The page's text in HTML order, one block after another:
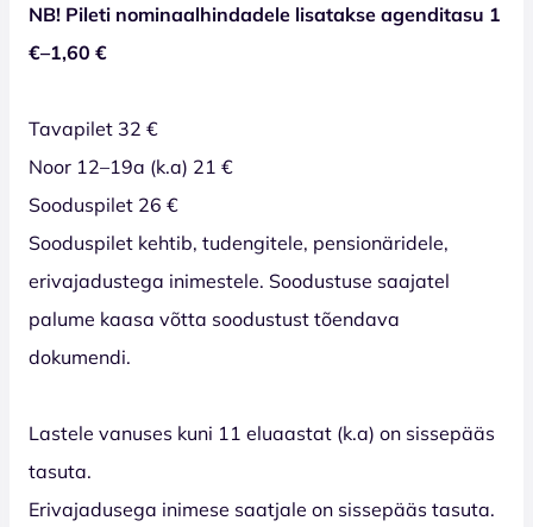
NB! Pileti nominaalhindadele lisatakse agenditasu 1
€–1,60 €
Tavapilet 32 €
Noor 12–19a (k.a) 21 €
Sooduspilet 26 €
Sooduspilet kehtib, tudengitele, pensionäridele,
erivajadustega inimestele. Soodustuse saajatel
palume kaasa võtta soodustust tõendava
dokumendi.
Lastele vanuses kuni 11 eluaastat (k.a) on sissepääs
tasuta.
Erivajadusega inimese saatjale on sissepääs tasuta.